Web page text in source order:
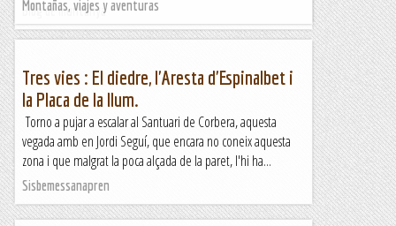
Blog de muntanya
Montañas, viajes y aventuras
Tres vies : El diedre, l'Aresta d'Espinalbet i
la Placa de la llum.
Torno a pujar a escalar al Santuari de Corbera, aquesta
vegada amb en Jordi Seguí, que encara no coneix aquesta
zona i que malgrat la poca alçada de la paret, l'hi ha...
Sisbemessanapren